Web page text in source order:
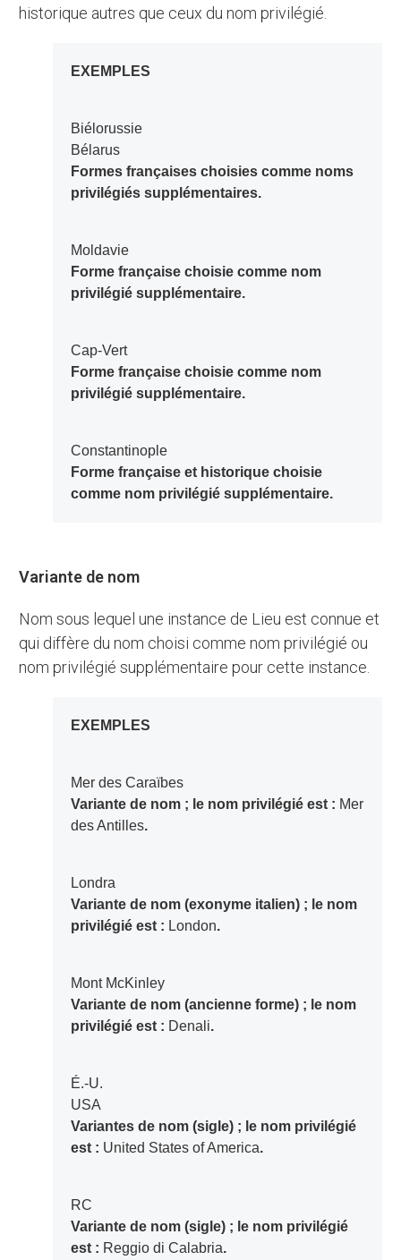
historique autres que ceux du nom privilégié.
EXEMPLES
Biélorussie
Bélarus
Formes françaises choisies comme noms
privilégiés supplémentaires.
Moldavie
Forme française choisie comme nom
privilégié supplémentaire.
Cap-Vert
Forme française choisie comme nom
privilégié supplémentaire.
Constantinople
Forme française et historique choisie
comme nom privilégié supplémentaire.
Variante de nom
Nom sous lequel une instance de Lieu est connue et
qui diffère du nom choisi comme nom privilégié ou
nom privilégié supplémentaire pour cette instance.
EXEMPLES
Mer des Caraïbes
Variante de nom ; le nom privilégié est : Mer
des Antilles.
Londra
Variante de nom (exonyme italien) ; le nom
privilégié est : London.
Mont McKinley
Variante de nom (ancienne forme) ; le nom
privilégié est : Denali.
É.-U.
USA
Variantes de nom (sigle) ; le nom privilégié
est : United States of America.
RC
Variante de nom (sigle) ; le nom privilégié
est : Reggio di Calabria.